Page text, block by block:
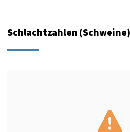
Schlachtzahlen (Schweine)